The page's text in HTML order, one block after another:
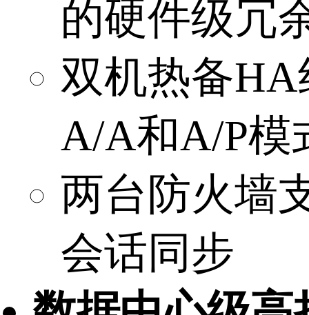
的硬件级冗
双机热备
A/A和A/P模
两台防火墙
会话同步